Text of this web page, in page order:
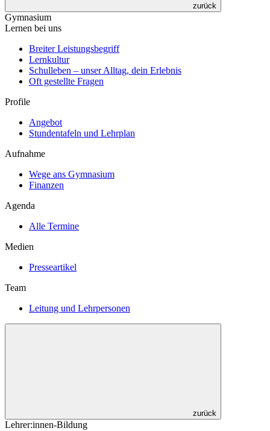
zurück
Gymnasium
Lernen bei uns
Breiter Leistungsbegriff
Lernkultur
Schulleben – unser Alltag, dein Erlebnis
Oft gestellte Fragen
Profile
Angebot
Stundentafeln und Lehrplan
Aufnahme
Wege ans Gymnasium
Finanzen
Agenda
Alle Termine
Medien
Presseartikel
Team
Leitung und Lehrpersonen
zurück
Lehrer:innen-Bildung